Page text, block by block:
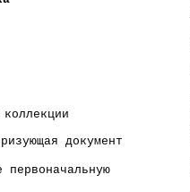
документ
первоначальную